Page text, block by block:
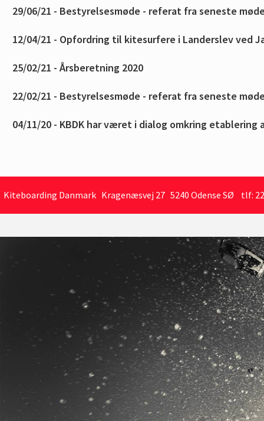
Kiteboarding Danmark Kragenæsvej 27 5240 Odense SØ tlf: